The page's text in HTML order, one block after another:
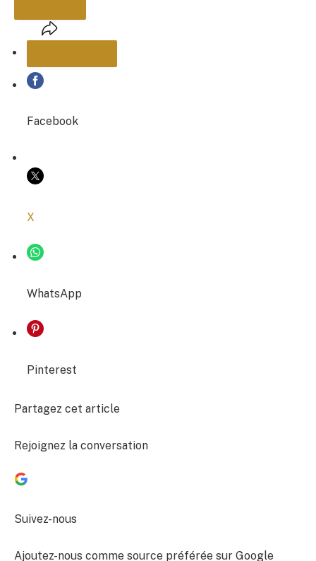
PARTAGER
COPIER LE LIEN
Facebook
X
WhatsApp
Pinterest
Partagez cet article
Rejoignez la conversation
Suivez-nous
Ajoutez-nous comme source préférée sur Google